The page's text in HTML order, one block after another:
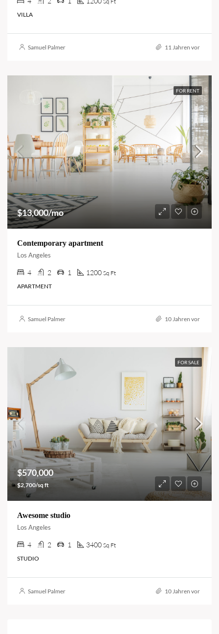
VILLA
Samuel Palmer 11 Jahren vor
FOR RENT
$13,000/mo
Contemporary apartment
Los Angeles
4 2 1 1200 Sq Ft
APARTMENT
Samuel Palmer 10 Jahren vor
FOR SALE
$570,000
$2,700/sq ft
Awesome studio
Los Angeles
4 2 1 3400 Sq Ft
STUDIO
Samuel Palmer 10 Jahren vor